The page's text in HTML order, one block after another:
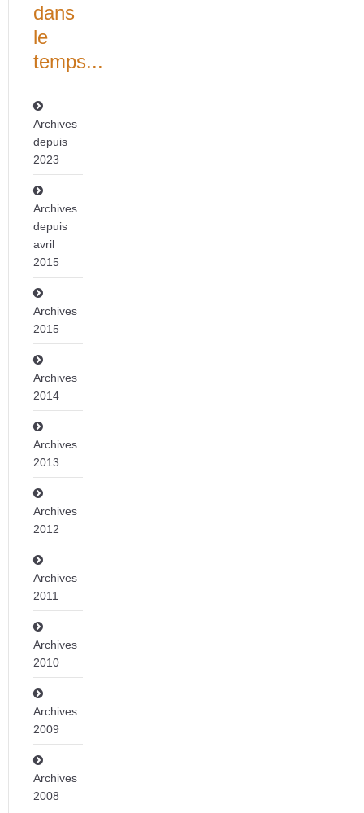
dans
le
temps...
Archives
depuis
2023
Archives
depuis
avril
2015
Archives
2015
Archives
2014
Archives
2013
Archives
2012
Archives
2011
Archives
2010
Archives
2009
Archives
2008